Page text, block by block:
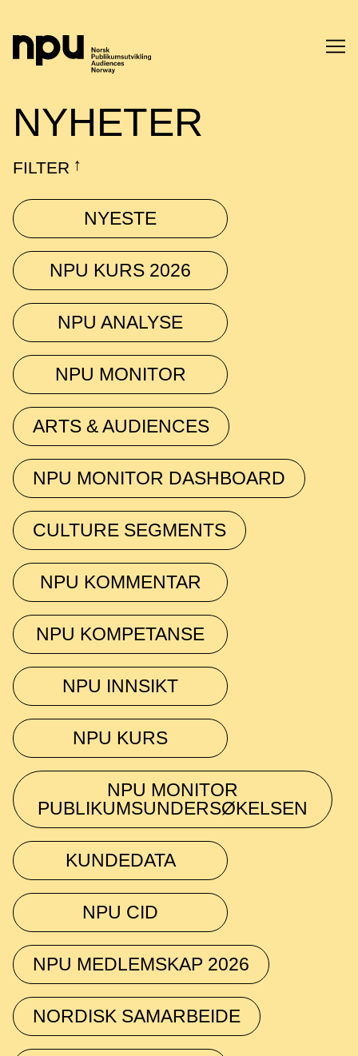
SØK
SØK →
NYHETER
FILTER ↓
NYESTE
NPU KURS 2026
NPU ANALYSE
NPU MONITOR
ARTS & AUDIENCES
NPU MONITOR DASHBOARD
CULTURE SEGMENTS
NPU KOMMENTAR
NPU KOMPETANSE
NPU INNSIKT
NPU KURS
NPU MONITOR
PUBLIKUMSUNDERSØKELSEN
KUNDEDATA
NPU CID
NPU MEDLEMSKAP 2026
NORDISK SAMARBEIDE